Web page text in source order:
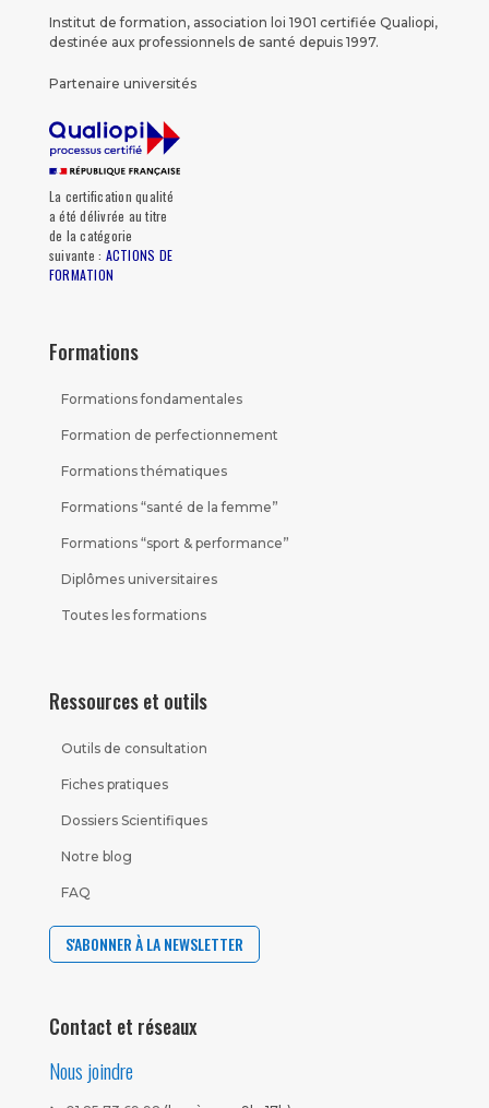
Institut de formation, association loi 1901 certifiée Qualiopi,
destinée aux professionnels de santé depuis 1997.
Partenaire universités
La certification qualité
a été délivrée au titre
de la catégorie
suivante : ACTIONS DE
FORMATION
Formations
Formations fondamentales
Formation de perfectionnement
Formations thématiques
Formations “santé de la femme”
Formations “sport & performance”
Diplômes universitaires
Toutes les formations
Ressources et outils
Outils de consultation
Fiches pratiques
Dossiers Scientifiques
Notre blog
FAQ
S'ABONNER À LA NEWSLETTER
Contact et réseaux
Nous joindre